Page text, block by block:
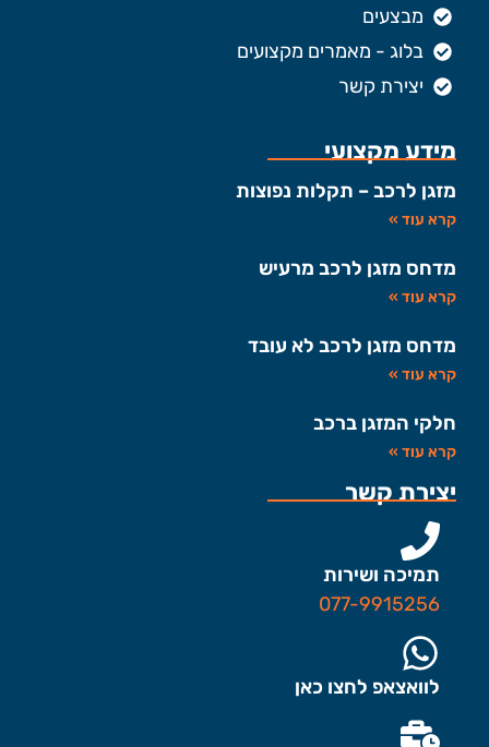
מבצעים
בלוג - מאמרים מקצועים
יצירת קשר
מידע מקצועי
מזגן לרכב – תקלות נפוצות
קרא עוד »
מדחס מזגן לרכב מרעיש
קרא עוד »
מדחס מזגן לרכב לא עובד
קרא עוד »
חלקי המזגן ברכב
קרא עוד »
יצירת קשר
תמיכה ושירות
077-9915256
לוואצאפ לחצו כאן